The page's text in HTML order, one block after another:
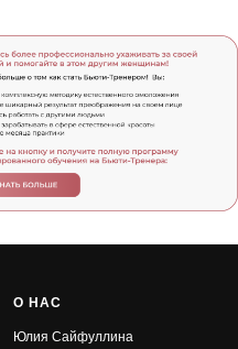
О НАС
Юлия Сайфуллина